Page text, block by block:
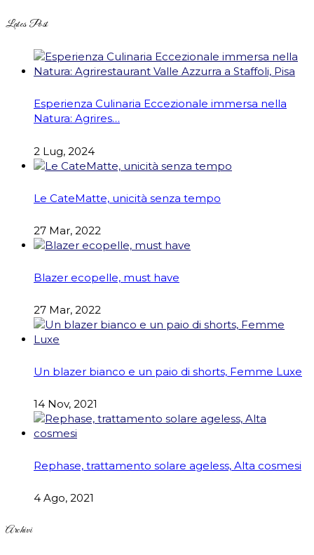
Lates Post
Esperienza Culinaria Eccezionale immersa nella
Natura: Agrires…
2 Lug, 2024
Le CateMatte, unicità senza tempo
27 Mar, 2022
Blazer ecopelle, must have
27 Mar, 2022
Un blazer bianco e un paio di shorts, Femme Luxe
14 Nov, 2021
Rephase, trattamento solare ageless, Alta cosmesi
4 Ago, 2021
Archivi